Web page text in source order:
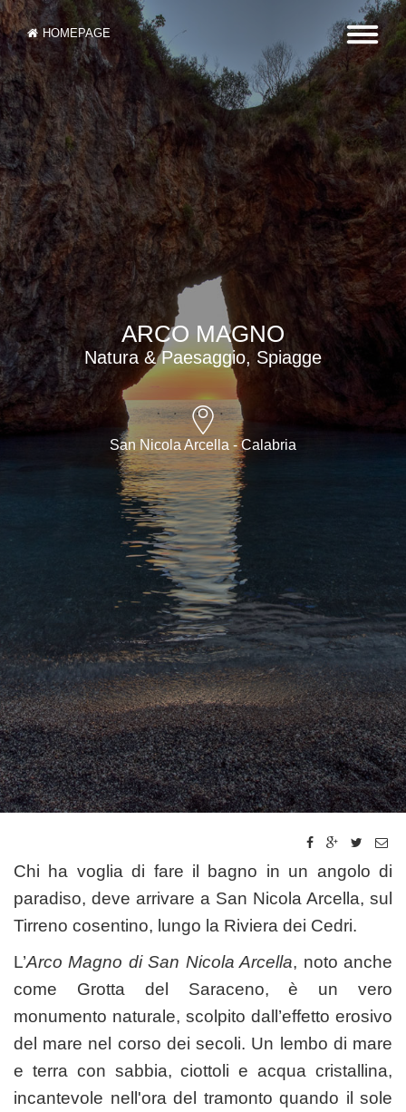
HOMEPAGE
ARCO MAGNO
Natura & Paesaggio, Spiagge
San Nicola Arcella - Calabria
Chi ha voglia di fare il bagno in un angolo di
paradiso, deve arrivare a San Nicola Arcella, sul
Tirreno cosentino, lungo la Riviera dei Cedri.
L’Arco Magno di San Nicola Arcella, noto anche
come Grotta del Saraceno, è un vero
monumento naturale, scolpito dall’effetto erosivo
del mare nel corso dei secoli. Un lembo di mare
e terra con sabbia, ciottoli e acqua cristallina,
incantevole nell'ora del tramonto quando il sole